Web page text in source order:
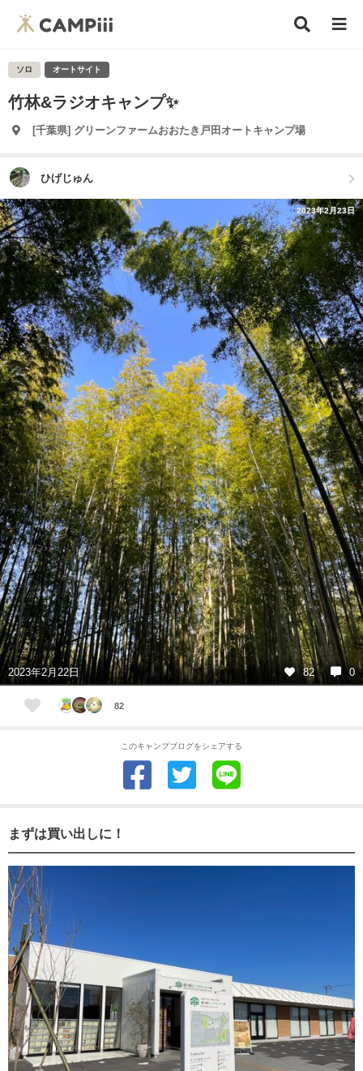
ソロ オートサイト
竹林&ラジオキャンプ✨
[千葉県] グリーンファームおおたき戸田オートキャンプ場
ひげじゅん
2023年2月23日
2023年2月22日 82 0
82
このキャンプブログをシェアする
まずは買い出しに！